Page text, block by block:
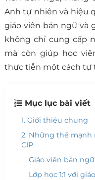
Anh tự nhiên và hiệu
giáo viên bản ngữ và
không chỉ cung cấp
mà còn giúp học
thực tiễn một cách tự
Mục lục bài viết
1. Giới thiệu chung
2. Những thế
CIP
Giáo viên bản
Lớp học 1:1 với